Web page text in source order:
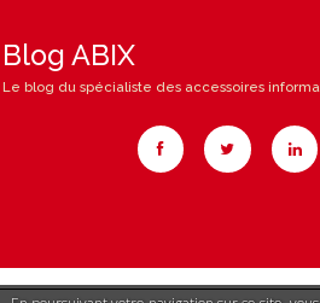
Blog ABIX
Le blog du spécialiste des accessoires